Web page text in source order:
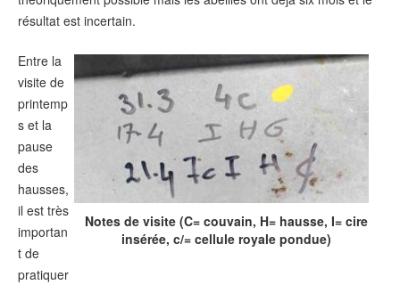
résultat est incertain.
Notes de visite (C= couvain, H= hausse, I= cire
insérée, c/= cellule royale pondue)
Entre la
visite de
printemp
s et la
pause
des
hausses,
il est très
importan
t de
pratiquer